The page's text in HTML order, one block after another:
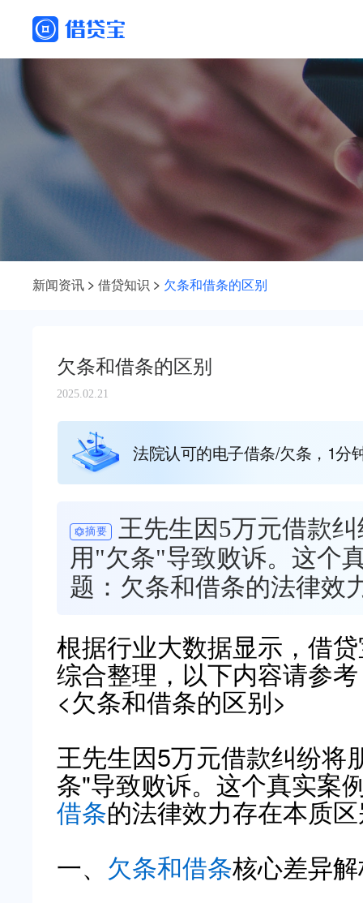
新闻资讯 借贷知识 欠条和借条的区别
欠条和借条的区别
2025.02.21
法院认可的电子借条/欠条，1分
摘要
王先生因5万元借款
用"欠条"导致败诉。这个
题：欠条和借条的法律效
根据行业大数据显示，借
综合整理，以下内容请参
<欠条和借条的区别>
王先生因5万元借款纠纷将
条"导致败诉。这个真实案
借条的法律效力存在本质
一、 欠条和借条核心差异